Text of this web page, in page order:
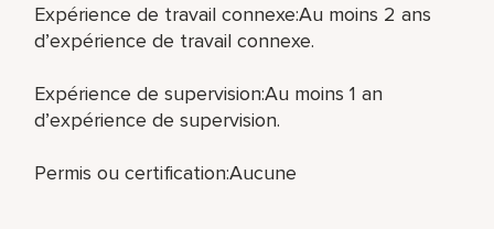
Expérience de travail connexe:Au moins 2 ans
d’expérience de travail connexe.
Expérience de supervision:Au moins 1 an
d’expérience de supervision.
Permis ou certification:Aucune